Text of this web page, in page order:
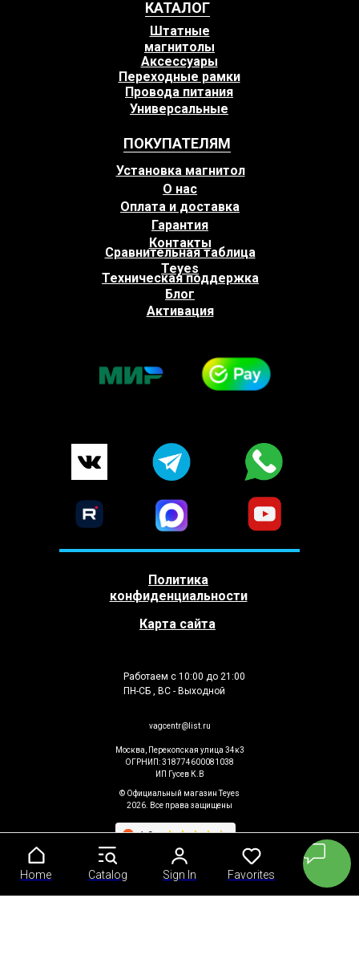
Home Catalog Sign In Favorites
Home Catalog Sign In Favorites
ПОКУПАТЕЛЯМ
КАТАЛОГ
Москва, Перекопская улица 34к3
ОГРНИП: 318774600081038
ИП Гусев К.В
vagcentr@list.ru
© Официальный магазин Teyes
2026. Все права защищены
Аксессуары
Провода питания
Штатные
магнитолы
Переходные рамки
Работаем с 10:00 до 21:00
ПН-СБ , ВС - Выходной
Политика
конфиденциальности
Карта сайта
Универсальные
Установка магнитол
Контакты
Сравнительная таблица
Teyes
Блог
Техническая поддержка
Активация
Оплата и доставка
О нас
Гарантия